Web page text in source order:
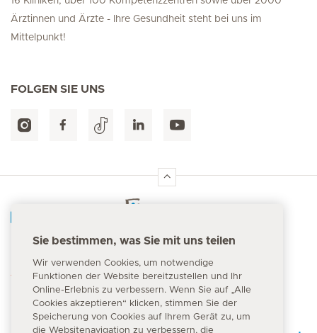
Ärztinnen und Ärzte - Ihre Gesundheit steht bei uns im
Mittelpunkt!
FOLGEN SIE UNS
144
Sie bestimmen, was Sie mit uns teilen
Wir verwenden Cookies, um notwendige
Funktionen der Website bereitzustellen und Ihr
Online-Erlebnis zu verbessern. Wenn Sie auf „Alle
Cookies akzeptieren“ klicken, stimmen Sie der
Speicherung von Cookies auf Ihrem Gerät zu, um
die Websitenavigation zu verbessern, die